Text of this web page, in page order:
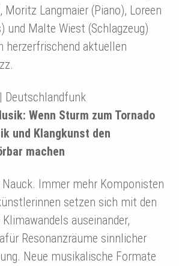
Moritz Langmaier (Piano), Loreen
und Malte Wiest (Schlagzeug)
herzerfrischend aktuellen
Deutschlandfunk
Wenn Sturm zum Tornado
und Klangkunst den
machen
Nauck. Immer mehr Komponisten
setzen sich mit den
Klimawandels auseinander,
Resonanzräume sinnlicher
Neue musikalische Formate